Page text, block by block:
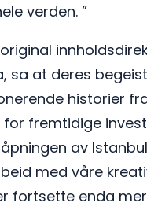
verden. ”
original
sa at deres
historier
fremtidige
av
med våre
fortsette enda